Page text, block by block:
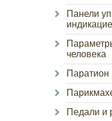
Панели
человека
Паратион
Педали и